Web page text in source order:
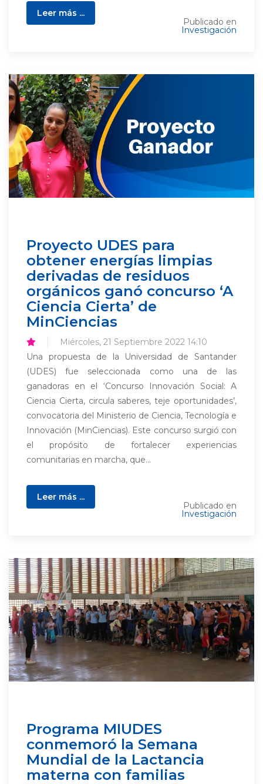
Leer más ...
Publicado en
Investigación
Proyecto UDES para
obtener energías limpias
derivadas de residuos
orgánicos ganó concurso ‘A
Ciencia Cierta’ de
MinCiencias
Miércoles, 21 Septiembre 2022 14:10
Una propuesta de la Universidad de Santander
(UDES) fue seleccionada como una de las
ganadoras en el ‘Concurso Innovación Social: A
Ciencia Cierta, circula saberes, teje oportunidades’,
convocatoria del Ministerio de Ciencia, Tecnología e
Innovación (MinCiencias). Este concurso surgió con
el propósito de fortalecer experiencias
comunitarias en marcha, que...
Leer más ...
Publicado en
Investigación
Programa MIUDES
conmemoró la Semana
Mundial de la Lactancia
materna con familias